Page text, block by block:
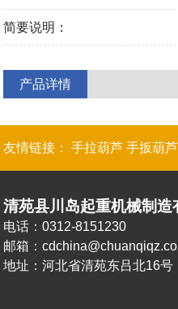
简要说明：
产品详情
友情链接：手拉葫芦 手扳葫芦
清苑县川岛起重机械制造
电话：0312-8151230
邮箱：
地址：河北省清苑东吕北16号